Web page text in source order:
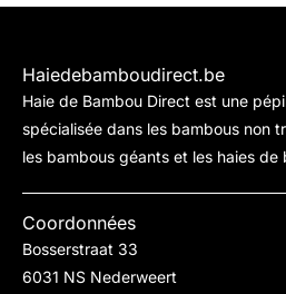
Haiedebamboudirect.be
Haie de Bambou Direct est une
spécialisée dans les bambous non
les bambous géants et les haies de
Coordonnées
Bosserstraat 33
6031 NS Nederweert